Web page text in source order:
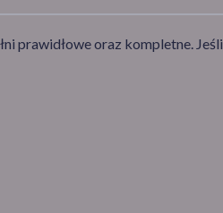
prawidłowe oraz kompletne.